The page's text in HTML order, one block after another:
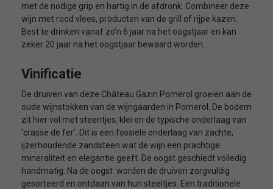
met de nodige grip en hartig in de afdronk. Combineer deze
wijn met rood vlees, producten van de grill of rijpe kazen.
Best te drinken vanaf zo’n 6 jaar na het oogstjaar en kan
zeker 20 jaar na het oogstjaar bewaard worden.
Vinificatie
De druiven van deze Château Gazin Pomerol groeien aan de
oude wijnstokken van de wijngaarden in Pomerol. De bodem
zit hier vol met steentjes, klei en de typische onderlaag van
‘crasse de fer’. Dit is een fossiele onderlaag van zachte,
ijzerhoudende zandsteen wat de wijn een prachtige
mineraliteit en elegantie geeft. De oogst geschiedt volledig
handmatig. Na de oogst worden de druiven zorgvuldig
gesorteerd en ontdaan van hun steeltjes. Een traditionele